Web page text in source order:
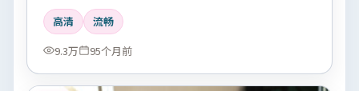
高清
流畅
9.3万
95个月前